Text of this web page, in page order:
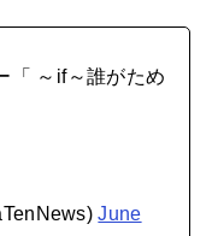
「 ～if～誰がため
June